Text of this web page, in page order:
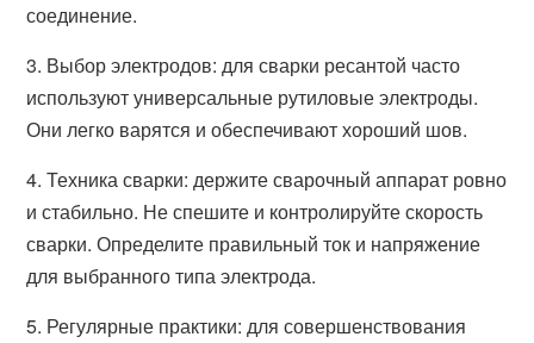
соединение.
3. Выбор электродов: для сварки ресантой часто
используют универсальные рутиловые электроды.
Они легко варятся и обеспечивают хороший шов.
4. Техника сварки: держите сварочный аппарат ровно
и стабильно. Не спешите и контролируйте скорость
сварки. Определите правильный ток и напряжение
для выбранного типа электрода.
5. Регулярные практики: для совершенствования